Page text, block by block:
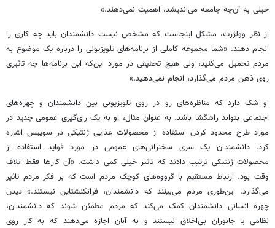
خیلی به آن‌چه جامعه می‌اندیشد، اهمیت نمی‌دهند.»
از نظر وولژرت، مشکل اینجاست که مشخص نیست دانشمندان باید چه کاری را
انجام دهند. «شما مجموعه کاملی از برنامه‌های تلویزیونی را درباره یک موضوع به
مردم تحمیل می‌کنید، ولی هیچ تحقیقی در مورد این‌که این برنامه‌ها چه تاثیری
روی ذهن مردم می‌گذارد، انجام نمی‌دهید.»
او شک دارد که مناظره‌های رو در روی تلویزیونی بین دانشمندان و چهره‌های
اجتماعی بتواند راهگشا باشد. به عنوان مثال، او به یک رای‌گیری عمومی جدید در
مورد طرح محدود کردن استفاده از محصولات غذایی ژنتیکی در سوییس اشاره
کرد. دانشمندان یک سری سخنرانی‌های عمومی در مورد فواید استفاده از
محصولات ژنتیکی ترتیب دادند که تاثیر خیلی کمی داشت. «آن کارها فقط اتلاف
وقت بود. ارتباط مستقیم با گرووه‌های کوچک مردم است که بر فکر مردم تاثیر
می‌گذارد. این‌طوری مردم می‌بینند که دانشمندان، فرانکنشتاین نیستند.» دیدن
چهره انسانی دانشمندان کمک می‌کند که مردم مطمئن شوند که دانشمندان،
نظامی یا جانوران بی‌اخلاق نیستند و به آنان اجازه می‌دهند که به کار روی